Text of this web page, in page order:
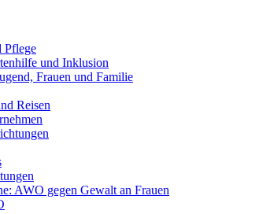
Pflege
und Inklusion
Frauen und Familie
Reisen
AWO gegen Gewalt an Frauen